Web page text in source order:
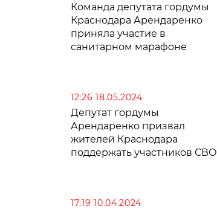
Команда депутата гордумы
Краснодара Арендаренко
приняла участие в
санитарном марафоне
12:26 18.05.2024
Депутат гордумы
Арендаренко призвал
жителей Краснодара
поддержать участников СВО
17:19 10.04.2024